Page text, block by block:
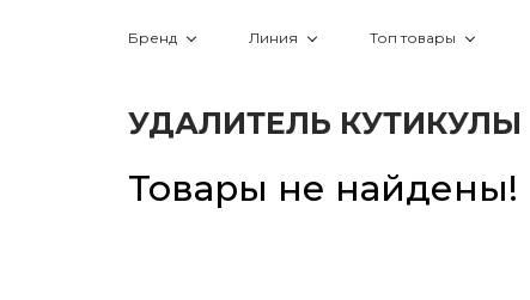
Бренд Линия Топ товары
Новинка
Скидка
УДАЛИТЕЛЬ КУТИКУЛЫ
Товары не найдены!